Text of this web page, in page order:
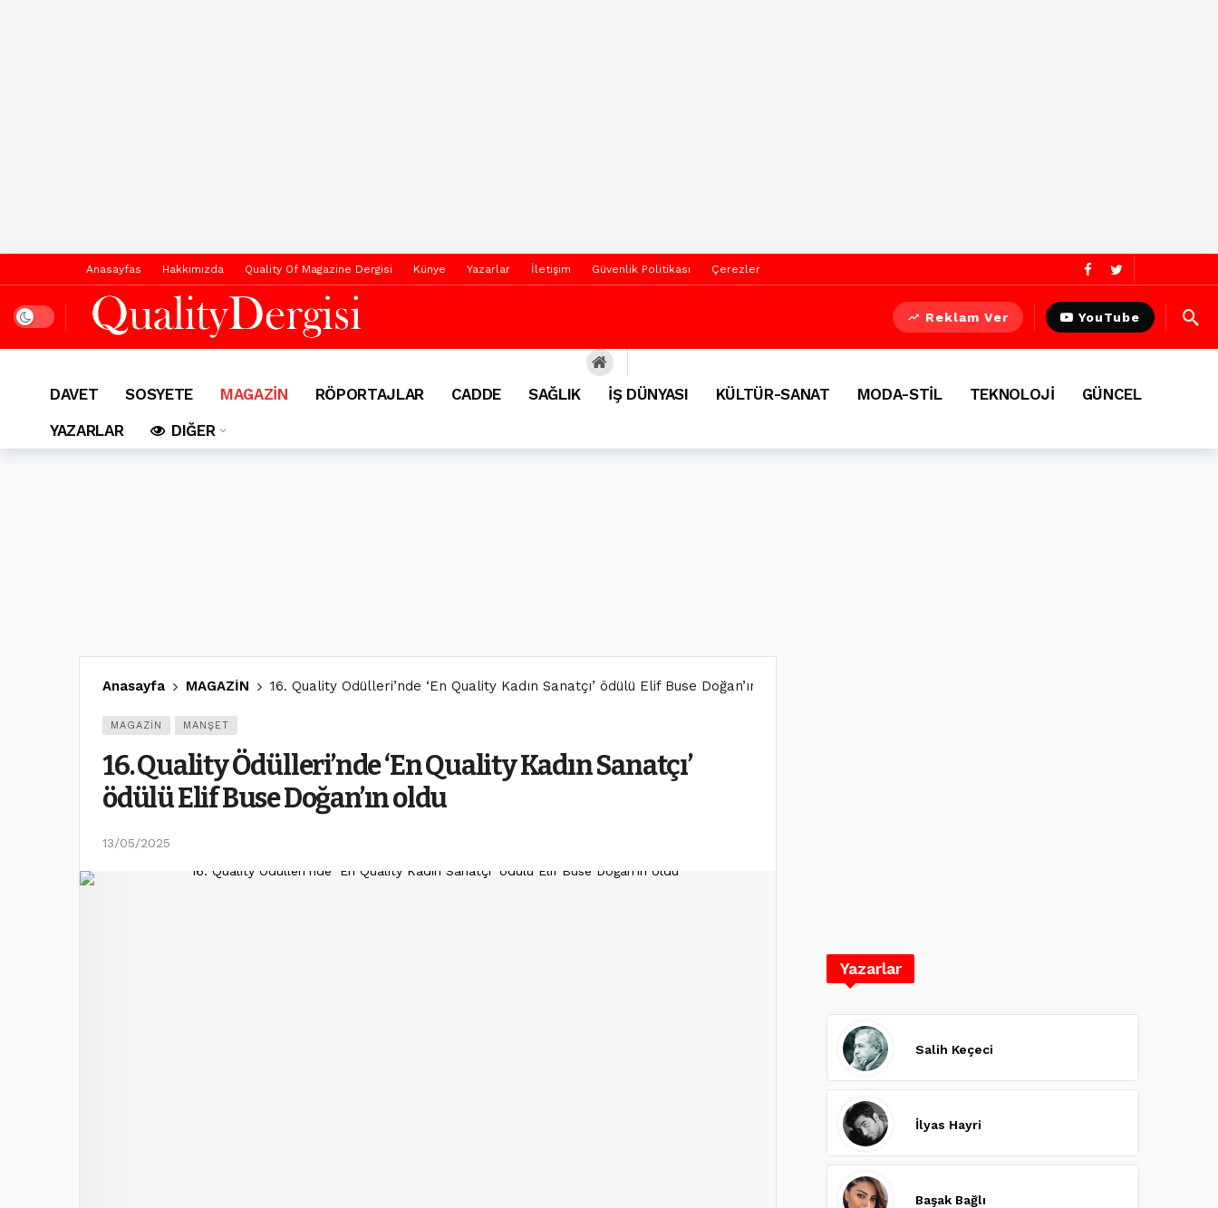
Anasayfas Hakkımızda Quality Of Magazine Dergisi Künye Yazarlar İletişim Güvenlik Politikası Çerezler
Dark mode Reklam Ver YouTube
DAVET SOSYETE MAGAZİN RÖPORTAJLAR CADDE SAĞLIK İŞ DÜNYASI KÜLTÜR-SANAT MODA-STİL TEKNOLOJİ
GÜNCEL
YAZARLAR
DIĞER
Anasayfa MAGAZİN 16. Quality Ödülleri’nde ‘En Quality Kadın Sanatçı’ ödülü Elif Buse Doğan’ın oldu
MAGAZİN MANŞET
16. Quality Ödülleri’nde ‘En Quality Kadın Sanatçı’
ödülü Elif Buse Doğan’ın oldu
13/05/2025
Yazarlar
Salih Keçeci
İlyas Hayri
Başak Bağlı